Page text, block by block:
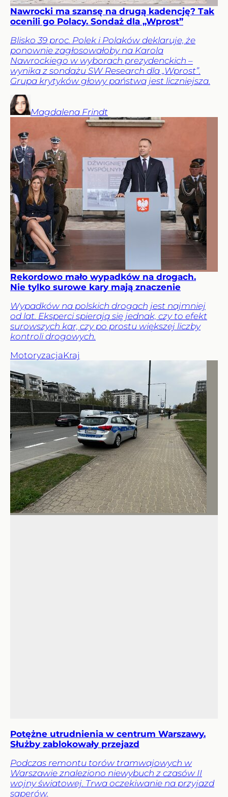
Nawrocki ma szansę na drugą kadencję? Tak
ocenili go Polacy. Sondaż dla „Wprost”
Blisko 39 proc. Polek i Polaków deklaruje, że
ponownie zagłosowałoby na Karola
Nawrockiego w wyborach prezydenckich –
wynika z sondażu SW Research dla „Wprost”.
Grupa krytyków głowy państwa jest liczniejsza.
Magdalena Frindt
Rekordowo mało wypadków na drogach.
Nie tylko surowe kary mają znaczenie
Wypadków na polskich drogach jest najmniej
od lat. Eksperci spierają się jednak, czy to efekt
surowszych kar, czy po prostu większej liczby
kontroli drogowych.
MotoryzacjaKraj
Potężne utrudnienia w centrum Warszawy.
Służby zablokowały przejazd
Podczas remontu torów tramwajowych w
Warszawie znaleziono niewybuch z czasów II
wojny światowej. Trwa oczekiwanie na przyjazd
saperów.